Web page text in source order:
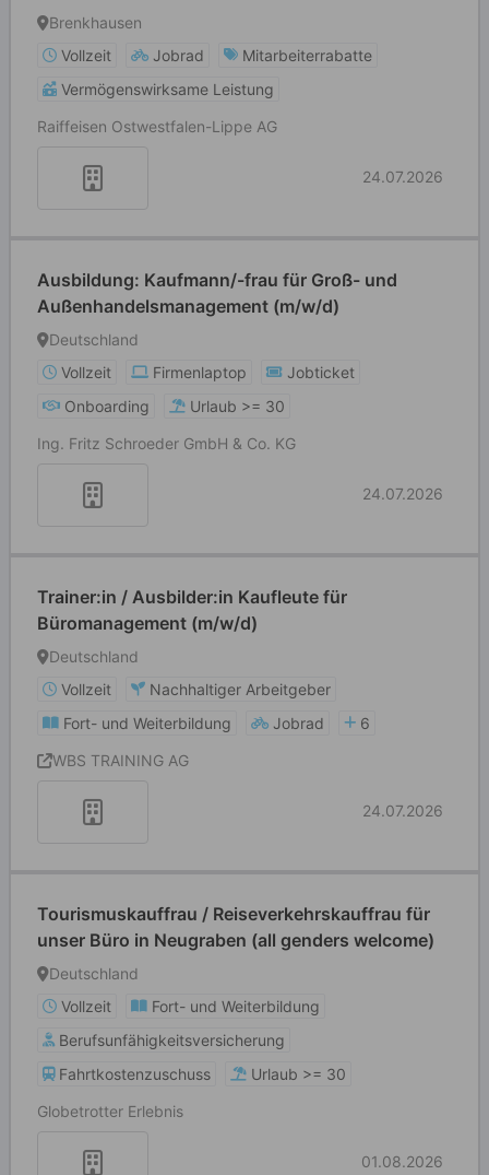
Brenkhausen
Vollzeit
Jobrad
Mitarbeiterrabatte
Vermögenswirksame Leistung
Raiffeisen Ostwestfalen-Lippe AG
24.07.2026
Ausbildung: Kaufmann/-frau für Groß- und
Außenhandelsmanagement (m/w/d)
Deutschland
Vollzeit
Firmenlaptop
Jobticket
Onboarding
Urlaub >= 30
Ing. Fritz Schroeder GmbH & Co. KG
24.07.2026
Trainer:in / Ausbilder:in Kaufleute für
Büromanagement (m/w/d)
Deutschland
Vollzeit
Nachhaltiger Arbeitgeber
Fort- und Weiterbildung
Jobrad
6
WBS TRAINING AG
24.07.2026
Tourismuskauffrau / Reiseverkehrskauffrau für
unser Büro in Neugraben (all genders welcome)
Deutschland
Vollzeit
Fort- und Weiterbildung
Berufsunfähigkeitsversicherung
Fahrtkostenzuschuss
Urlaub >= 30
Globetrotter Erlebnis
01.08.2026